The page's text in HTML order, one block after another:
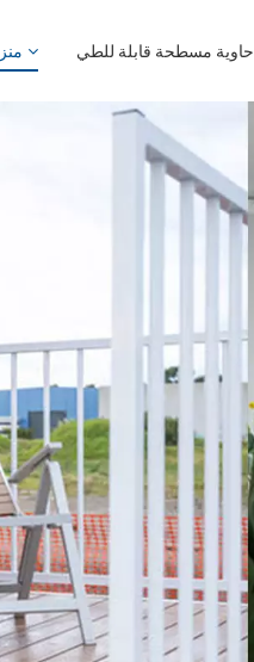
حاوية مسطحة قابلة للطي